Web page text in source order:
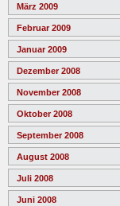
März 2009
Februar 2009
Januar 2009
Dezember 2008
November 2008
Oktober 2008
September 2008
August 2008
Juli 2008
Juni 2008